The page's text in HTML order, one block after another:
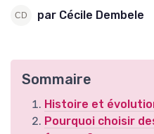
par Cécile Dembele
Sommaire
Histoire et
Pourquoi choisir